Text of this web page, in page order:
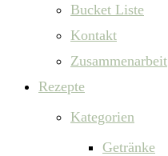
Bucket Liste
Kontakt
Zusammenarbeit
Rezepte
Kategorien
Getränke